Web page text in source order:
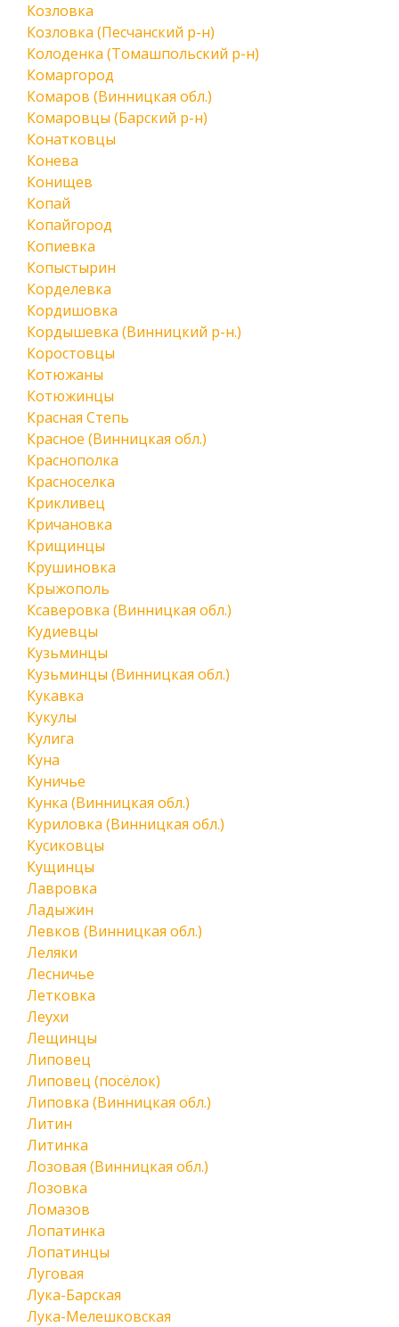
Козловка
Козловка (Песчанский р-н)
Колоденка (Томашпольский р-н)
Комаргород
Комаров (Винницкая обл.)
Комаровцы (Барский р-н)
Конатковцы
Конева
Конищев
Копай
Копайгород
Копиевка
Копыстырин
Корделевка
Кордишовка
Кордышевка (Винницкий р-н.)
Коростовцы
Котюжаны
Котюжинцы
Красная Степь
Красное (Винницкая обл.)
Краснополка
Красноселка
Крикливец
Кричановка
Крищинцы
Крушиновка
Крыжополь
Ксаверовка (Винницкая обл.)
Кудиевцы
Кузьминцы
Кузьминцы (Винницкая обл.)
Кукавка
Кукулы
Кулига
Куна
Куничье
Кунка (Винницкая обл.)
Куриловка (Винницкая обл.)
Кусиковцы
Кущинцы
Лавровка
Ладыжин
Левков (Винницкая обл.)
Леляки
Лесничье
Летковка
Леухи
Лещинцы
Липовец
Липовец (посёлок)
Липовка (Винницкая обл.)
Литин
Литинка
Лозовая (Винницкая обл.)
Лозовка
Ломазов
Лопатинка
Лопатинцы
Луговая
Лука-Барская
Лука-Мелешковская